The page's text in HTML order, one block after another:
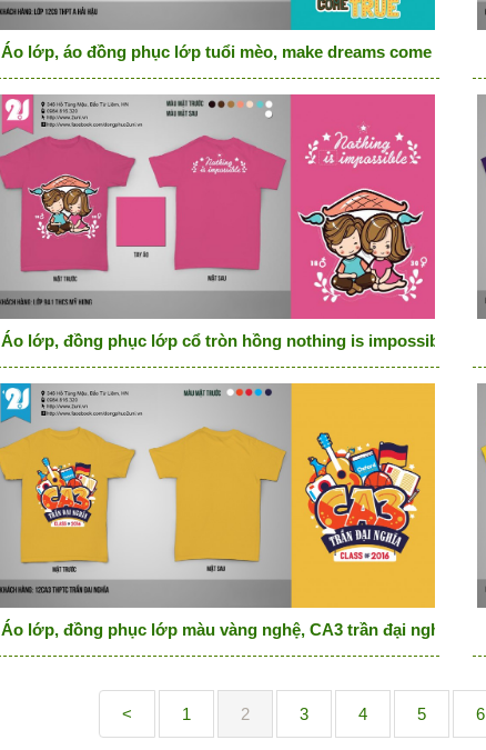
Áo lớp, áo đồng phục lớp tuổi mèo, make dreams come true
Áo lớp, đồng phục lớp cổ tròn hồng nothing is impossible
Áo lớp, đồng phục lớp màu vàng nghệ, CA3 trần đại nghĩa
< 1 2 3 4 5 6